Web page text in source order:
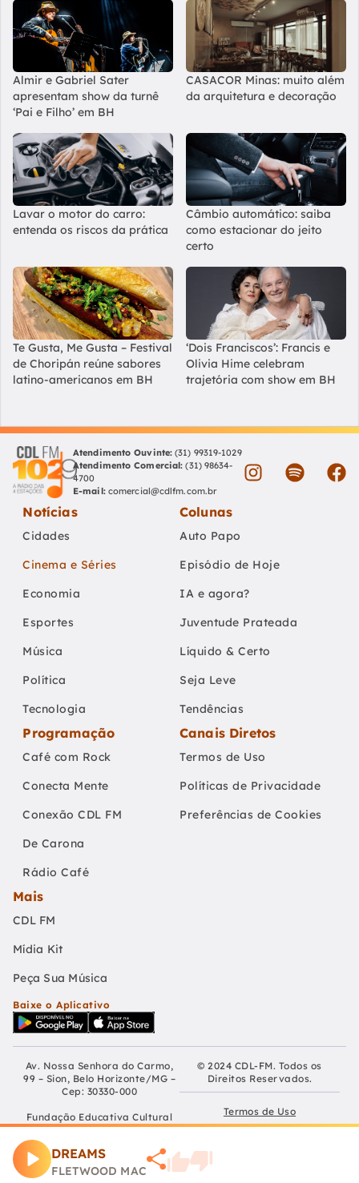
DREAMS
FLETWOOD MAC
Almir e Gabriel Sater
apresentam show da turnê
‘Pai e Filho’ em BH
CASACOR Minas: muito além
da arquitetura e decoração
Lavar o motor do carro:
entenda os riscos da prática
Câmbio automático: saiba
como estacionar do jeito
certo
Te Gusta, Me Gusta – Festival
de Choripán reúne sabores
latino-americanos em BH
‘Dois Franciscos’: Francis e
Olivia Hime celebram
trajetória com show em BH
Atendimento Ouvinte: (31) 99319-1029
Atendimento Comercial: (31) 98634-
4700
E-mail: comercial@cdlfm.com.br
Notícias
Cidades
Cinema e Séries
Economia
Esportes
Música
Política
Tecnologia
Colunas
Auto Papo
Episódio de Hoje
IA e agora?
Juventude Prateada
Líquido & Certo
Seja Leve
Tendências
Programação
Café com Rock
Conecta Mente
Conexão CDL FM
De Carona
Rádio Café
Canais Diretos
Termos de Uso
Políticas de Privacidade
Preferências de Cookies
Mais
CDL FM
Mídia Kit
Peça Sua Música
Baixe o Aplicativo
Av. Nossa Senhora do Carmo,
99 – Sion, Belo Horizonte/MG –
Cep: 30330-000
Fundação Educativa Cultural
Câmara De Dirigentes Lojistas
CNPJ: 04.210.060/0001-90
© 2024 CDL-FM. Todos os
Direitos Reservados.
Termos de Uso
Preferências de Cookies